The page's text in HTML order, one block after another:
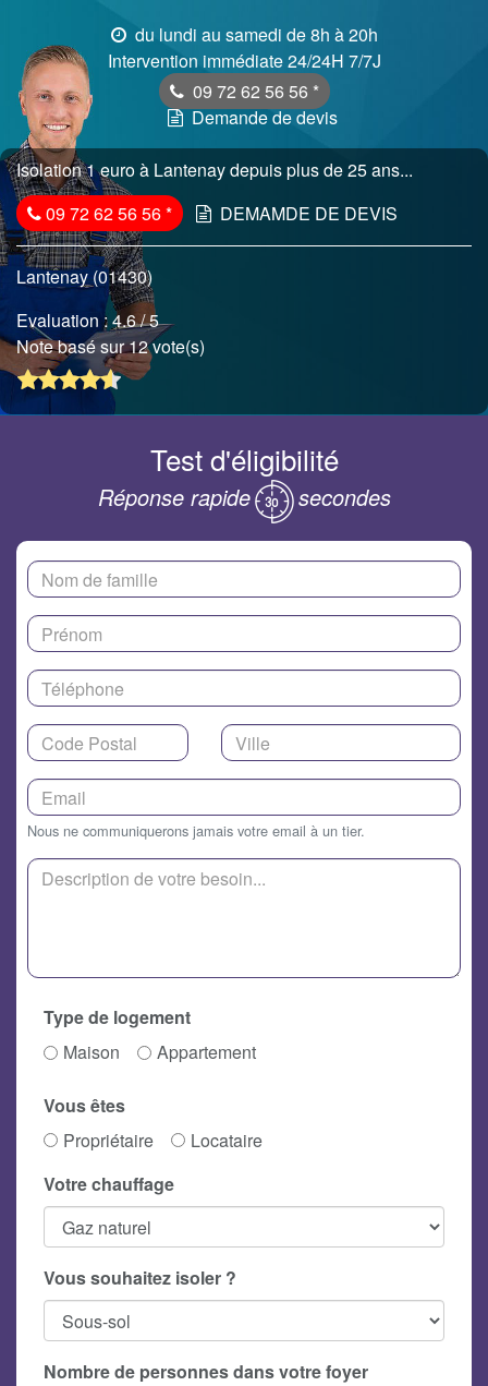
du lundi au samedi de 8h à 20h
Intervention immédiate 24/24H 7/7J
09 72 62 56 56 *
Demande de devis
Isolation 1 euro à Lantenay depuis plus de 25 ans...
09 72 62 56 56* DEMAMDE DE DEVIS
Lantenay (01430)
Evaluation :4.6/ 5
Note basé sur 12 vote(s)
Test d'éligibilité
Réponse rapide secondes
Nous ne communiquerons jamais votre email à un tier.
Type de logement
Maison
Appartement
Vous êtes
Propriétaire
Locataire
Votre chauffage
Vous souhaitez isoler ?
Nombre de personnes dans votre foyer